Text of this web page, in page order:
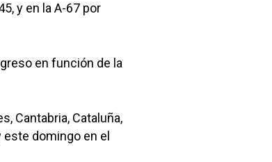
y en la A-67 por
en función de la
Cantabria, Cataluña,
este domingo en el